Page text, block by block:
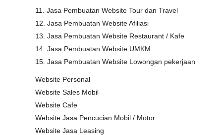
11. Jasa Pembuatan Website Tour dan Travel
12. Jasa Pembuatan Website Afiliasi
13. Jasa Pembuatan Website Restaurant / Kafe
14. Jasa Pembuatan Website UMKM
15. Jasa Pembuatan Website Lowongan pekerjaan
Website Personal
Website Sales Mobil
Website Cafe
Website Jasa Pencucian Mobil / Motor
Website Jasa Leasing